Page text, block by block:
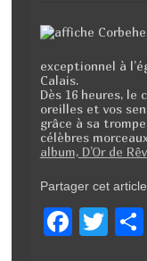
exceptionnel à
Calais.
Dès 16 heures,
oreilles et vos
grâce à sa
célèbres
album, D’Or de
Partager cet article
F
T